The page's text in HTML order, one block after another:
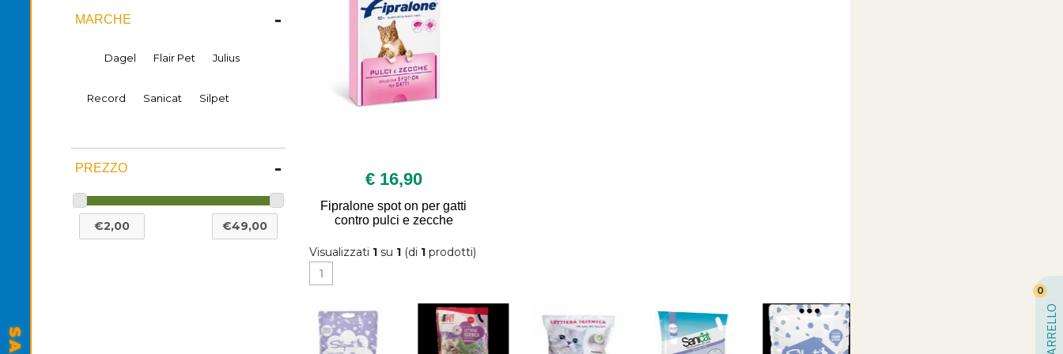
MARCHE -
Dagel Flair Pet Julius
Record Sanicat Silpet
PREZZO - € 16,90
Fipralone spot on per gatti
contro pulci e zecche
Visualizzati 1 su 1 (di 1 prodotti)
1
CARRELLO
0